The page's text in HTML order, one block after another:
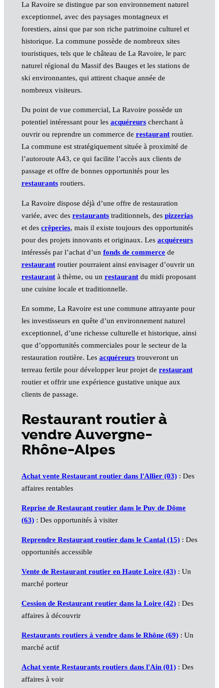
La Ravoire se distingue par son environnement naturel
exceptionnel, avec des paysages montagneux et
forestiers, ainsi que par son riche patrimoine culturel et
historique. La commune possède de nombreux sites
touristiques, tels que le château de La Ravoire, le parc
naturel régional du Massif des Bauges et les stations de
ski environnantes, qui attirent chaque année de
nombreux visiteurs.
Du point de vue commercial, La Ravoire possède un
potentiel intéressant pour les acquéreurscherchant à
ouvrir ou reprendre un commerce de restaurantroutier.
La commune est stratégiquement située à proximité de
l’autoroute A43, ce qui facilite l’accès aux clients de
passage et offre de bonnes opportunités pour les
restaurantsroutiers.
La Ravoire dispose déjà d’une offre de restauration
variée, avec des restaurantstraditionnels, des pizzerias
et des crêperies, mais il existe toujours des opportunités
pour des projets innovants et originaux. Les acquéreurs
intéressés par l’achat d’un fonds de commercede
restaurantroutier pourraient ainsi envisager d’ouvrir un
restaurantà thème, ou un restaurantdu midi proposant
une cuisine locale et traditionnelle.
En somme, La Ravoire est une commune attrayante pour
les investisseurs en quête d’un environnement naturel
exceptionnel, d’une richesse culturelle et historique, ainsi
que d’opportunités commerciales pour le secteur de la
restauration routière. Les acquéreurstrouveront un
terreau fertile pour développer leur projet de restaurant
routier et offrir une expérience gustative unique aux
clients de passage.
Restaurant routier à
vendre Auvergne-
Rhône-Alpes
Achat vente Restaurant routier dans l'Allier (03): Des
affaires rentables
Reprise de Restaurant routier dans le Puy de Dôme
(63): Des opportunités à visiter
Reprendre Restaurant routier dans le Cantal (15): Des
opportunités accessible
Vente de Restaurant routier en Haute Loire (43): Un
marché porteur
Cession de Restaurant routier dans la Loire (42): Des
affaires à découvrir
Restaurants routiers à vendre dans le Rhône (69): Un
marché actif
Achat vente Restaurants routiers dans l'Ain (01): Des
affaires à voir